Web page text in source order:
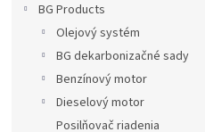
BG Products
Olejový systém
BG dekarbonizačné sady
Benzínový motor
Dieselový motor
Posilňovač riadenia